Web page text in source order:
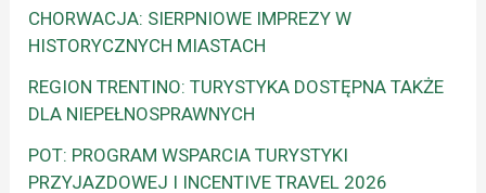
CHORWACJA: SIERPNIOWE IMPREZY W
HISTORYCZNYCH MIASTACH
REGION TRENTINO: TURYSTYKA DOSTĘPNA TAKŻE
DLA NIEPEŁNOSPRAWNYCH
POT: PROGRAM WSPARCIA TURYSTYKI
PRZYJAZDOWEJ I INCENTIVE TRAVEL 2026